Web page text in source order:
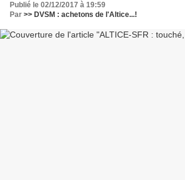
Publié le 02/12/2017 à 19:59
Par >> DVSM : achetons de l'Altice...!